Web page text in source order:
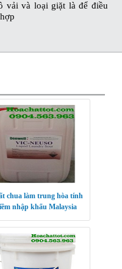
vải và loại giặt là để điều
chua làm trung hòa tính
nhập khẩu Malaysia